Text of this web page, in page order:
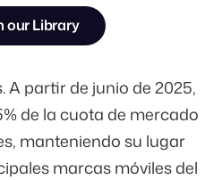
our Library
A partir de junio de 2025,
de la cuota de mercado
manteniendo su lugar
marcas móviles del